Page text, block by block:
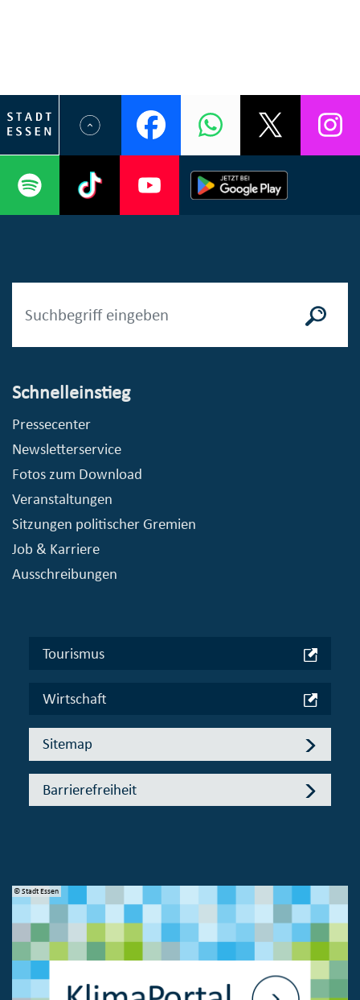
Schnelleinstieg
Pressecenter
Newsletterservice
Fotos zum Download
Veranstaltungen
Sitzungen politischer Gremien
Job & Karriere
Ausschreibungen
Tourismus
Wirtschaft
Sitemap
Barrierefreiheit
© Stadt Essen